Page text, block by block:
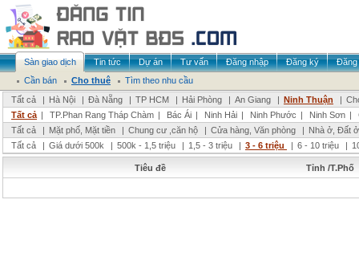
Sàn giao dịch Tin tức Dự án Tư vấn Đăng nhập Đăng ký
Đăng
Cần bán
Cho thuê
Tìm theo nhu cầu
Tất cả
| Hà Nội | Đà Nẵng | TP HCM | Hải Phòng | An Giang | Ninh Thuận |
Tất cả | TP.Phan Rang Tháp Chàm | Bác Ái | Ninh Hải | Ninh Phước | Ninh Sơn |
Tất cả
| Mặt phố, Mặt tiền | Chung cư ,căn hộ | Cửa hàng, Văn phòng | Nhà ở, Đất ở
Tất cả
| Giá dưới 500k | 500k - 1,5 triệu | 1,5 - 3 triệu | 3 - 6 triệu | 6 - 10 triệu |
Tiêu đề Tỉnh /T.Phố